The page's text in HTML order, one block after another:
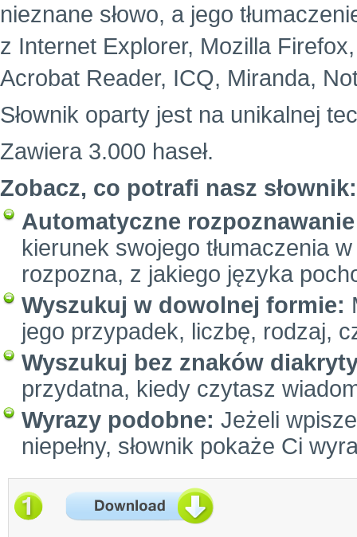
nieznane słowo, a jego
z Internet Explorer, Mozilla
Acrobat Reader, ICQ, Miranda,
Słownik oparty jest na unikalnej
Zawiera 3.000 haseł.
Zobacz, co potrafi nasz słownik:
Automatyczne
kierunek swojego tłumaczenia
rozpozna, z jakiego języka
Wyszukuj w dowolnej formie:
jego przypadek, liczbę, rodzaj,
Wyszukuj bez znaków
przydatna, kiedy czytasz
Wyrazy podobne: Jeżeli
niepełny, słownik pokaże Ci